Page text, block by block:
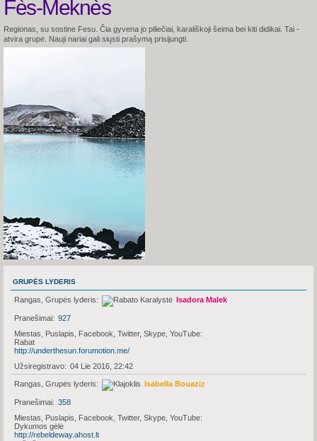
Fès-Meknès
Regionas, su sostine Fesu. Čia gyvena jo piliečiai, karališkoji šeima bei kiti didikai. Tai -
atvira grupė. Nauji nariai gali siųsti prašymą prisijungti.
GRUPĖS LYDERIS
Rangas, Grupės lyderis Isadora Malek
Pranešimai
927
Miestas, Puslapis, Facebook, Twitter, Skype, YouTube
Rabat
http://underthesun.forumotion.me/
Užsiregistravo
04 Lie 2016, 22:42
Rangas, Grupės lyderis Isabella Bouaziz
Pranešimai
358
Miestas, Puslapis, Facebook, Twitter, Skype, YouTube
Dykumos gėlė
http://rebeldeway.ahost.lt